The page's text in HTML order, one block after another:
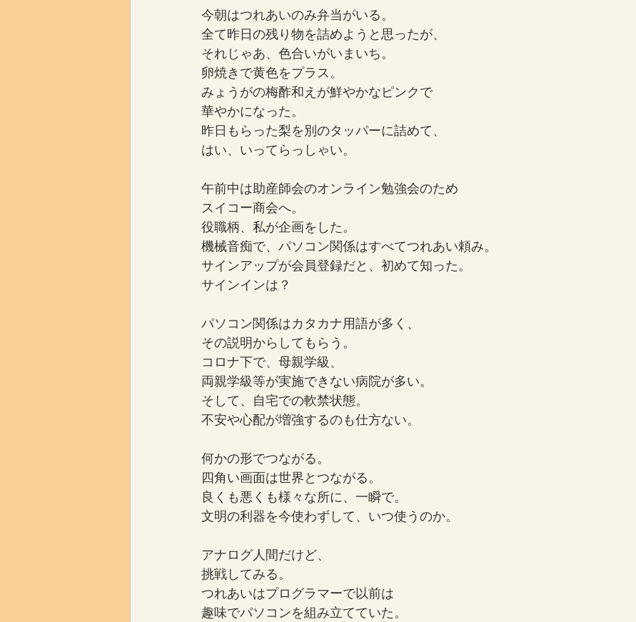
今朝はつれあいのみ弁当がいる。
全て昨日の残り物を詰めようと思ったが、
それじゃあ、色合いがいまいち。
卵焼きで黄色をプラス。
みょうがの梅酢和えが鮮やかなピンクで
華やかになった。
昨日もらった梨を別のタッパーに詰めて、
はい、いってらっしゃい。
午前中は助産師会のオンライン勉強会のため
スイコー商会へ。
役職柄、私が企画をした。
機械音痴で、パソコン関係はすべてつれあい頼み。
サインアップが会員登録だと、初めて知った。
サインインは？
パソコン関係はカタカナ用語が多く、
その説明からしてもらう。
コロナ下で、母親学級、
両親学級等が実施できない病院が多い。
そして、自宅での軟禁状態。
不安や心配が増強するのも仕方ない。
何かの形でつながる。
四角い画面は世界とつながる。
良くも悪くも様々な所に、一瞬で。
文明の利器を今使わずして、いつ使うのか。
アナログ人間だけど、
挑戦してみる。
つれあいはプログラマーで以前は
趣味でパソコンを組み立てていた。